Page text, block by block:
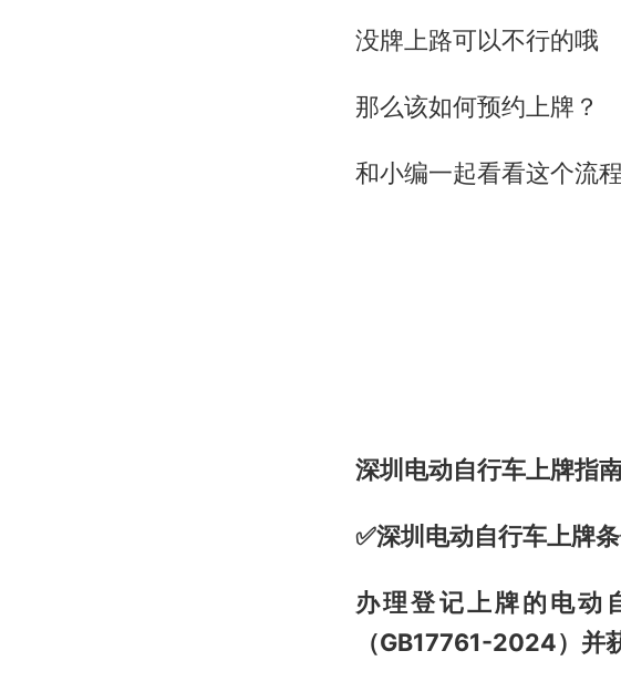
没牌上路可以不行的哦
那么该如何预约上牌？
和小编一起看看这个流
深圳电动自行车上牌指
✅深圳电动自行车上牌
办理登记上牌的电动
（GB17761-2024）并